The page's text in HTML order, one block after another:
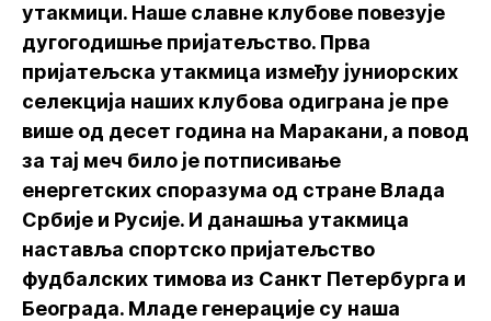
утакмици. Наше славне клубове повезује
дугогодишње пријатељство. Прва
пријатељска утакмица између јуниорских
селекција наших клубова одиграна је пре
више од десет година на Маракани, а повод
за тај меч било је потписивање
енергетских споразума од стране Влада
Србије и Русије. И данашња утакмица
наставља спортско пријатељство
фудбалских тимова из Санкт Петербурга и
Београда. Младе генерације су наша